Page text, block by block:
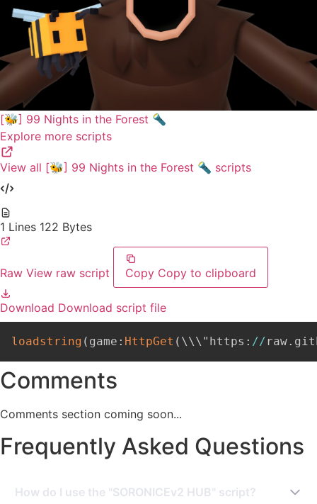
[🐝] 99 Nights in the Forest 🔦
Explore more scripts
View all [🐝] 99 Nights in the Forest 🔦 scripts
1 Lines 122 Bytes
Raw View raw script Copy Copy to clipboard
Download Download script file
loadstring ( game : HttpGet ( \\\"https : //raw.
Comments
Comments section coming soon...
Frequently Asked Questions
How do I use the "SORONICEv2 HUB" script?